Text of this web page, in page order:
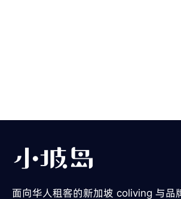
面向华人租客的新加坡 coliving 与品